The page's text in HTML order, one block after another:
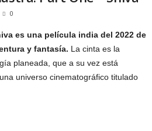
0
es una película india del 2022 de
y fantasía. La cinta es la
planeada, que a su vez está
universo cinematográfico titulado